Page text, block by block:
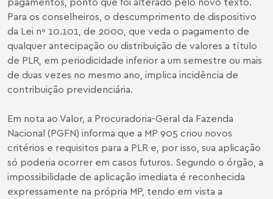
Para os conselheiros, o descumprimento de dispositivo
da Lei nº 10.101, de 2000, que veda o pagamento de
qualquer antecipação ou distribuição de valores a título
de PLR, em periodicidade inferior a um semestre ou mais
de duas vezes no mesmo ano, implica incidência de
contribuição previdenciária.
Em nota ao Valor, a Procuradoria-Geral da Fazenda
Nacional (PGFN) informa que a MP 905 criou novos
critérios e requisitos para a PLR e, por isso, sua aplicação
só poderia ocorrer em casos futuros. Segundo o órgão, a
impossibilidade de aplicação imediata é reconhecida
expressamente na própria MP, tendo em vista a